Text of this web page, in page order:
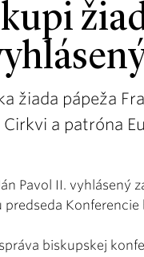
žiada pápeža
a patróna
Pavol II. vyhlásený
biskupskej